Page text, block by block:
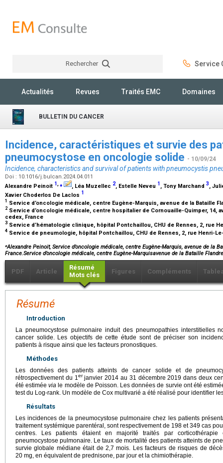
Rechercher Service
Actualités Revues Traités EMC Domaines
BULLETIN DU CANCER
Incidence, caractéristiques et survie des
pneumocystose en oncologie solide - 10/09/24
Incidence, characteristics and survival of patients with pneumocystis
Doi : 10.1016/j.bulcan.2024.04.011
Alexandre Peinoit 1,⁎ , Léa Muzellec 2, Estelle Neveu 1 , Tony Marchand 3,
Xavier Choderlos De Laclos 1
1 Service d’oncologie médicale, centre Eugène-Marquis, avenue de la Bataille
2 Service d’oncologie médicale, centre hospitalier de Cornouaille-Quimper, 14,
cedex, France
3 Service d’hématologie clinique, hôpital Pontchaillou, CHU de Rennes, 2, rue
4 Service de pneumologie, hôpital Pontchaillou, CHU de Rennes, 2, rue Henri-
⁎Alexandre Peinoit, Service d’oncologie médicale, centre Eugène-Marquis, avenue de la
France.Service d’oncologie médicale, centre Eugène-Marquisavenue de la Bataille
PDF Article
Résumé
Mots clés
Figures Compléments
Résumé
Introduction
La pneumocystose pulmonaire induit des pneumopathies interstitielles
cancer solide. Les objectifs de cette étude sont de préciser son
patients à risque ainsi que les facteurs pronostiques.
Méthodes
Les données des patients atteints de cancer solide et de
rétrospectivement du 1er janvier 2014 au 31 décembre 2019 dans deux
été estiméevia le modèle de Poisson. Les données de survie ont été
test du Log-rank. Un modèle de Cox multivarié a été réalisé pour identifier
Résultats
Les incidences de la pneumocystose pulmonaire chez les patients
traitement systémique parentéral, sont respectivement de 198 et 349 cas
centres. Les patients étaient en majorité traités par
pneumocystose pulmonaire. Le taux de mortalité des patients atteints de
survie globale médiane était de 2,7 mois. Les facteurs de risques de
20 mg, en équivalent de prednisone, par jour et la chimiothérapie.